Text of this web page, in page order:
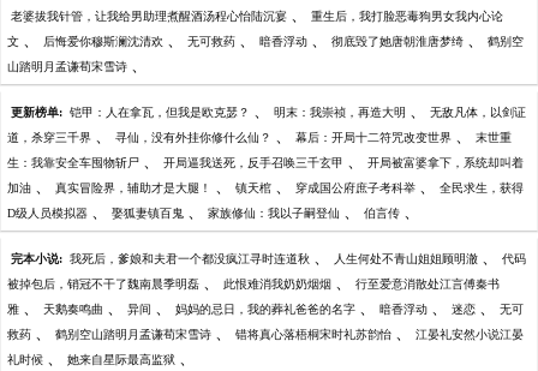
老婆拔我针管，让我给男助理煮醒酒汤程心怡陆沉宴 、 重生后，我打脸恶毒狗男女我内心论
文 、 后悔爱你穆斯澜沈清欢 、 无可救药 、 暗香浮动 、 彻底毁了她唐朝淮唐梦绮 、 鹤别空
山踏明月孟谦荀宋雪诗 、
更新榜单: 铠甲：人在拿瓦，但我是欧克瑟？ 、 明末：我崇祯，再造大明 、 无敌凡体，以剑证
道，杀穿三千界 、 寻仙，没有外挂你修什么仙？ 、 幕后：开局十二符咒改变世界 、 末世重
生：我靠安全车囤物斩尸 、 开局逼我送死，反手召唤三千玄甲 、 开局被富婆拿下，系统却叫着
加油 、 真实冒险界，辅助才是大腿！ 、 镇天棺 、 穿成国公府庶子考科举 、 全民求生，获得
D级人员模拟器 、 娶狐妻镇百鬼 、 家族修仙：我以子嗣登仙 、 伯言传 、
完本小说: 我死后，爹娘和夫君一个都没疯江寻时连道秋 、 人生何处不青山姐姐顾明澈 、 代码
被掉包后，销冠不干了魏南晨季明磊 、 此恨难消我奶奶烟烟 、 行至爱意消散处江言傅秦书
雅 、 天鹅奏鸣曲 、 异间 、 妈妈的忌日，我的葬礼爸爸的名字 、 暗香浮动 、 迷恋 、 无可
救药 、 鹤别空山踏明月孟谦荀宋雪诗 、 错将真心落梧桐宋时礼苏韵怡 、 江晏礼安然小说江晏
礼时候 、 她来自星际最高监狱 、